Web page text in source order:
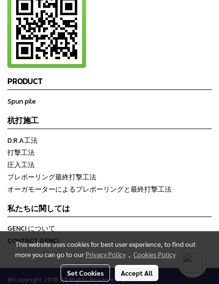
PRODUCT
Spun pile
杭打施工
D.R.A工法
打撃工法
圧入工法
プレボーリング最終打撃工法
オーガモーターによるプレボーリングと最終打撃工法
私たちに関しては
GENCI について
CONTACT GENCI
@Copyright 2018 All Rights Reserved. genci.co.th
This website uses cookies for best user experience, to find out
more you can go to our Privacy Policy , Cookies Policy
Set Cookies Accept All